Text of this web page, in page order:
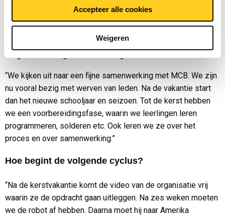
Accepteer alle cookies
Weigeren
omdat er nogal wat krachten op komen te staan. Het zijn
misschien geen ‘robowars’ waar we aan deelnemen, maar je
mag andere robots wel wegduwen. Er is dus wel fysiek
contact tussen de robots, maar dan zoals bij voetbal: je mag
zorgen dat de tegenstander niet gaat scoren.”
“We kijken uit naar een fijne samenwerking met MCB. We zijn
nu vooral bezig met werven van leden. Na de vakantie start
dan het nieuwe schooljaar en seizoen. Tot de kerst hebben
we een voorbereidingsfase, waarin we leerlingen leren
programmeren, solderen etc. Ook leren we ze over het
proces en over samenwerking.”
Hoe begint de volgende cyclus?
“Na de kerstvakantie komt de video van de organisatie vrij
waarin ze de opdracht gaan uitleggen. Na zes weken moeten
we de robot af hebben. Daarna moet hij naar Amerika